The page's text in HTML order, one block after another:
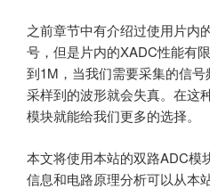
之前章节中有介绍过使用片内
号，但是片内的XADC性能有
到1M，当我们需要采集的信
采样到的波形就会失真。在这
模块就能给我们更多的选择。
本文将使用本站的双路ADC模
信息和电路原理分析可以从本